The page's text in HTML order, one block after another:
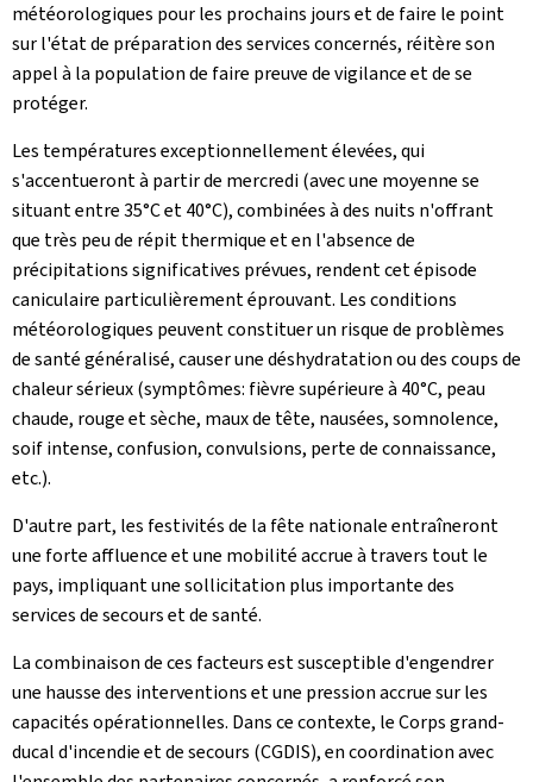
météorologiques pour les prochains jours et de faire le point
sur l'état de préparation des services concernés, réitère son
appel à la population de faire preuve de vigilance et de se
protéger.
Les températures exceptionnellement élevées, qui
s'accentueront à partir de mercredi (avec une moyenne se
situant entre 35°C et 40°C), combinées à des nuits n'offrant
que très peu de répit thermique et en l'absence de
précipitations significatives prévues, rendent cet épisode
caniculaire particulièrement éprouvant. Les conditions
météorologiques peuvent constituer un risque de problèmes
de santé généralisé, causer une déshydratation ou des coups de
chaleur sérieux (symptômes: fièvre supérieure à 40°C, peau
chaude, rouge et sèche, maux de tête, nausées, somnolence,
soif intense, confusion, convulsions, perte de connaissance,
etc.).
D'autre part, les festivités de la fête nationale entraîneront
une forte affluence et une mobilité accrue à travers tout le
pays, impliquant une sollicitation plus importante des
services de secours et de santé.
La combinaison de ces facteurs est susceptible d'engendrer
une hausse des interventions et une pression accrue sur les
capacités opérationnelles. Dans ce contexte, le Corps grand-
ducal d'incendie et de secours (CGDIS), en coordination avec